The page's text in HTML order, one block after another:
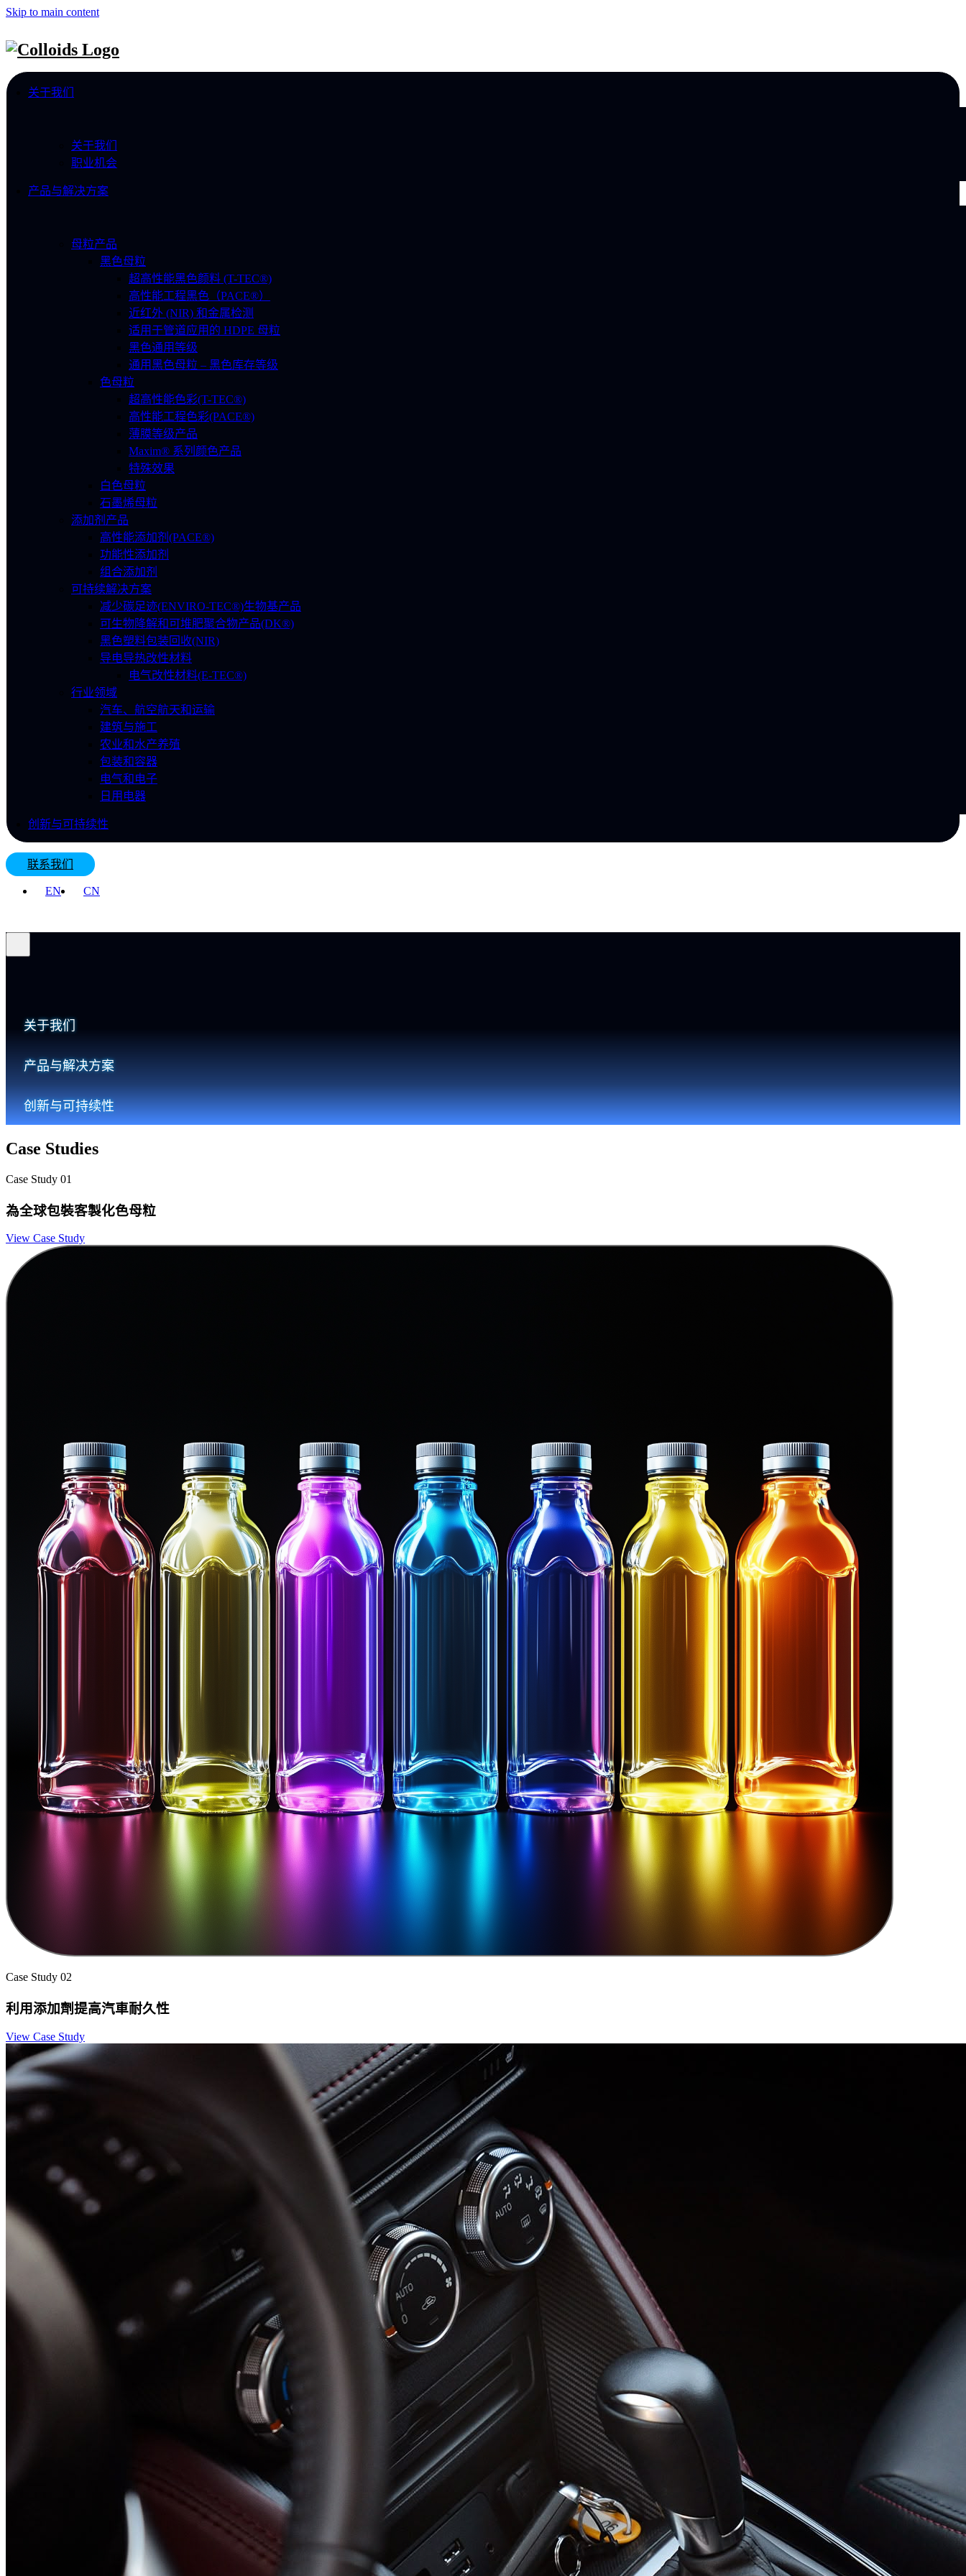
Skip to main content
关于我们
关于我们
职业机会
产品与解决方案
母粒产品
黑色母粒
超高性能黑色颜料 (T-TEC®)
高性能工程黑色（PACE®）
近红外 (NIR) 和金属检测
适用于管道应用的 HDPE 母粒
黑色通用等级
通用黑色母粒 – 黑色库存等级
色母粒
超高性能色彩(T-TEC®)
高性能工程色彩(PACE®)
薄膜等级产品
Maxim® 系列颜色产品
特殊效果
白色母粒
石墨烯母粒
添加剂产品
高性能添加剂(PACE®)
功能性添加剂
组合添加剂
可持续解决方案
减少碳足迹(ENVIRO-TEC®)生物基产品
可生物降解和可堆肥聚合物产品(DK®)
黑色塑料包装回收(NIR)
导电导热改性材料
电气改性材料(E-TEC®)
行业领域
汽车、航空航天和运输
建筑与施工
农业和水产养殖
包装和容器
电气和电子
日用电器
创新与可持续性
联系我们
EN CN
关于我们
产品与解决方案
创新与可持续性
Case Studies
Case Study 01
為全球包裝客製化色母粒
View Case Study
Case Study 02
利用添加劑提高汽車耐久性
View Case Study